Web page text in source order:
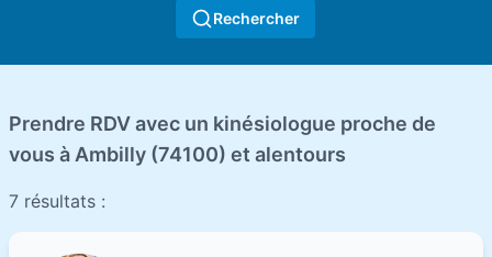
Rechercher
Prendre RDV avec un kinésiologue proche de
vous à Ambilly (74100) et alentours
7 résultats :